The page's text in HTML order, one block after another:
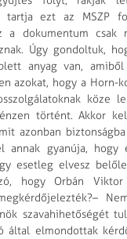
tartja ezt az MSZP
a dokumentum csak
Úgy gondoltuk,
anyag van,
azokat, hogy a Horn-
köze
történt. Akkor
azonban
annak gyanúja, hogy
esetleg elvesz
hogy Orbán Viktor
szavahihetőségét
által elmondottak